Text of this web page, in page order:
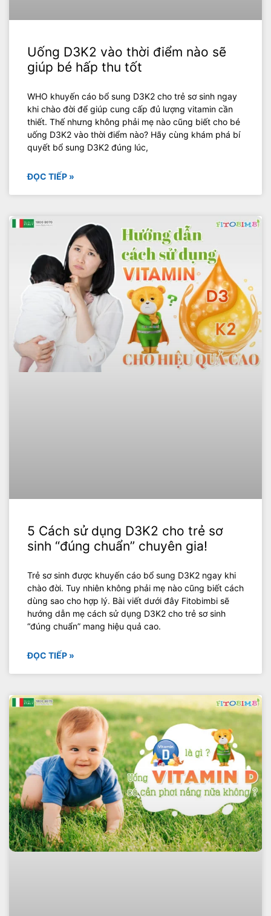
Uống D3K2 vào thời điểm nào sẽ
giúp bé hấp thu tốt
WHO khuyến cáo bổ sung D3K2 cho trẻ sơ sinh ngay
khi chào đời để giúp cung cấp đủ lượng vitamin cần
thiết. Thế nhưng không phải mẹ nào cũng biết cho bé
uống D3K2 vào thời điểm nào? Hãy cùng khám phá bí
quyết bổ sung D3K2 đúng lúc,
ĐỌC TIẾP »
5 Cách sử dụng D3K2 cho trẻ sơ
sinh “đúng chuẩn” chuyên gia!
Trẻ sơ sinh được khuyến cáo bổ sung D3K2 ngay khi
chào đời. Tuy nhiên không phải mẹ nào cũng biết cách
dùng sao cho hợp lý. Bài viết dưới đây Fitobimbi sẽ
hướng dẫn mẹ cách sử dụng D3K2 cho trẻ sơ sinh
“đúng chuẩn” mang hiệu quả cao.
ĐỌC TIẾP »